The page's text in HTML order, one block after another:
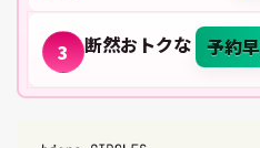
3 断然おトクな 予約